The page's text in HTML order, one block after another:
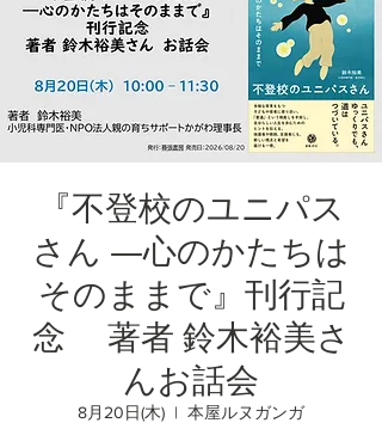
『不登校のユニパス
さん ―心のかたちは
そのままで』刊行記
念 著者 鈴木裕美さ
んお話会
8月20日(木)
  |
本屋ルヌガンガ